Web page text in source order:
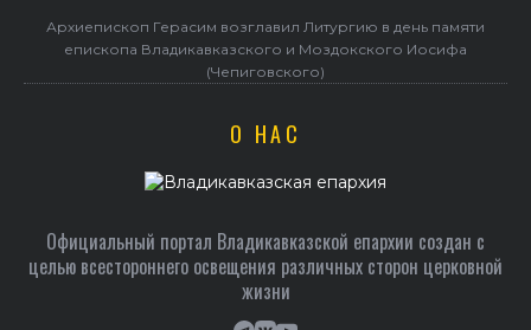
Архиепископ Герасим возглавил Литургию в день памяти
епископа Владикавказского и Моздокского Иосифа
(Чепиговского)
О НАС
Официальный портал Владикавказской епархии создан c
целью всестороннего освещения различных сторон церковной
жизни